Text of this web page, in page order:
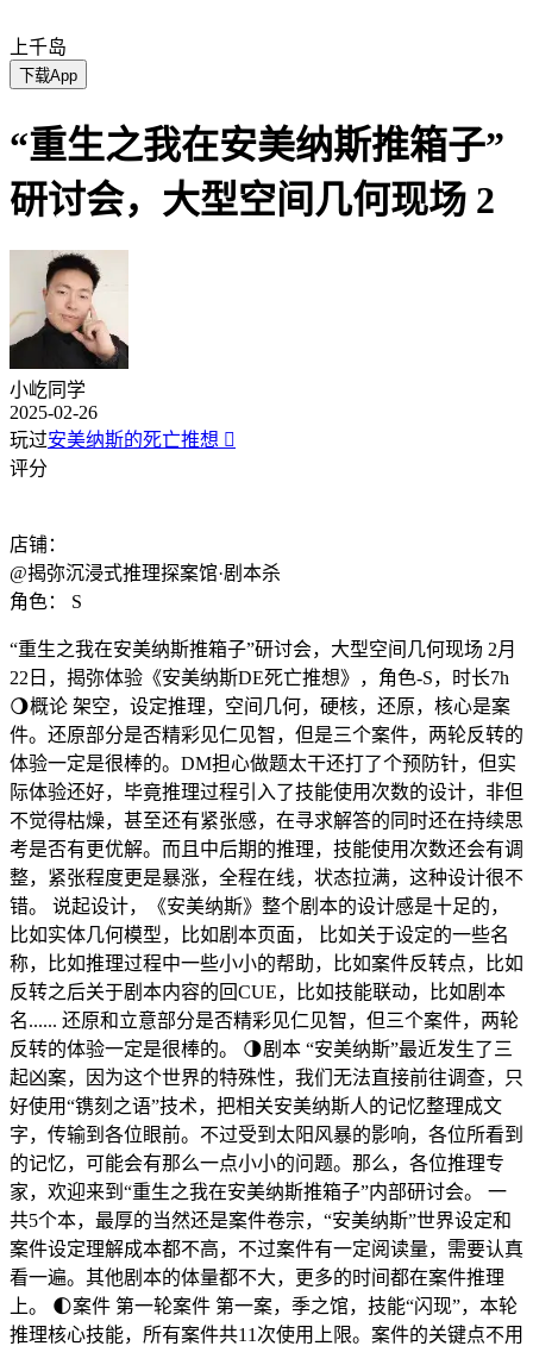
上千岛
下载App
“重生之我在安美纳斯推箱子”
研讨会，大型空间几何现场 2
小屹同学
2025-02-26
玩过安美纳斯的死亡推想 
评分
店铺：
@揭弥沉浸式推理探案馆·剧本杀
角色： S
“重生之我在安美纳斯推箱子”研讨会，大型空间几何现场 2月
22日，揭弥体验《安美纳斯DE死亡推想》，角色-S，时长7h
🌖概论 架空，设定推理，空间几何，硬核，还原，核心是案
件。还原部分是否精彩见仁见智，但是三个案件，两轮反转的
体验一定是很棒的。DM担心做题太干还打了个预防针，但实
际体验还好，毕竟推理过程引入了技能使用次数的设计，非但
不觉得枯燥，甚至还有紧张感，在寻求解答的同时还在持续思
考是否有更优解。而且中后期的推理，技能使用次数还会有调
整，紧张程度更是暴涨，全程在线，状态拉满，这种设计很不
错。 说起设计，《安美纳斯》整个剧本的设计感是十足的，
比如实体几何模型，比如剧本页面， 比如关于设定的一些名
称，比如推理过程中一些小小的帮助，比如案件反转点，比如
反转之后关于剧本内容的回CUE，比如技能联动，比如剧本
名...... 还原和立意部分是否精彩见仁见智，但三个案件，两轮
反转的体验一定是很棒的。 🌗剧本 “安美纳斯”最近发生了三
起凶案，因为这个世界的特殊性，我们无法直接前往调查，只
好使用“镌刻之语”技术，把相关安美纳斯人的记忆整理成文
字，传输到各位眼前。不过受到太阳风暴的影响，各位所看到
的记忆，可能会有那么一点小小的问题。那么，各位推理专
家，欢迎来到“重生之我在安美纳斯推箱子”内部研讨会。 一
共5个本，最厚的当然还是案件卷宗，“安美纳斯”世界设定和
案件设定理解成本都不高，不过案件有一定阅读量，需要认真
看一遍。其他剧本的体量都不大，更多的时间都在案件推理
上。 🌓案件 第一轮案件 第一案，季之馆，技能“闪现”，本轮
推理核心技能，所有案件共11次使用上限。案件的关键点不用